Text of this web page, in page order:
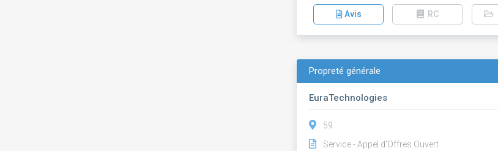
Avis RC
Propreté générale
EuraTechnologies
59
Service - Appel d'Offres Ouvert